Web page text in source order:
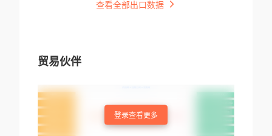
查看全部出口数据
贸易伙伴
登录查看更多